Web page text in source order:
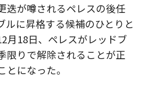
迭が噂されるペレスの後任
ルに昇格する候補のひとりと
月18日、ペレスがレッドブ
限りで解除されることが正
になった。